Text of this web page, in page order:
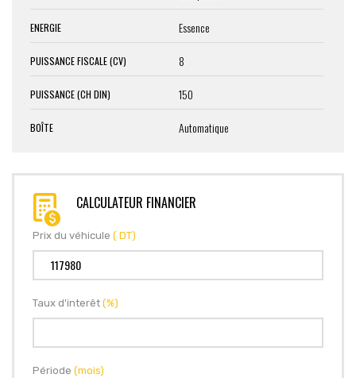
ENERGIE Essence
PUISSANCE FISCALE (CV) 8
PUISSANCE (CH DIN) 150
BOÎTE Automatique
CALCULATEUR FINANCIER
Prix du véhicule ( DT)
Taux d'interêt (%)
Période (mois)